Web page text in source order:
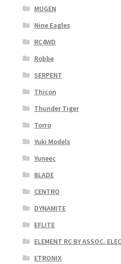
MUGEN
Nine Eagles
RC4WD
Robbe
SERPENT
Thicon
Thunder Tiger
Torro
Yuki Models
Yuneec
BLADE
CENTRO
DYNAMITE
EFLITE
ELEMENT RC BY ASSOC.
ETRONIX